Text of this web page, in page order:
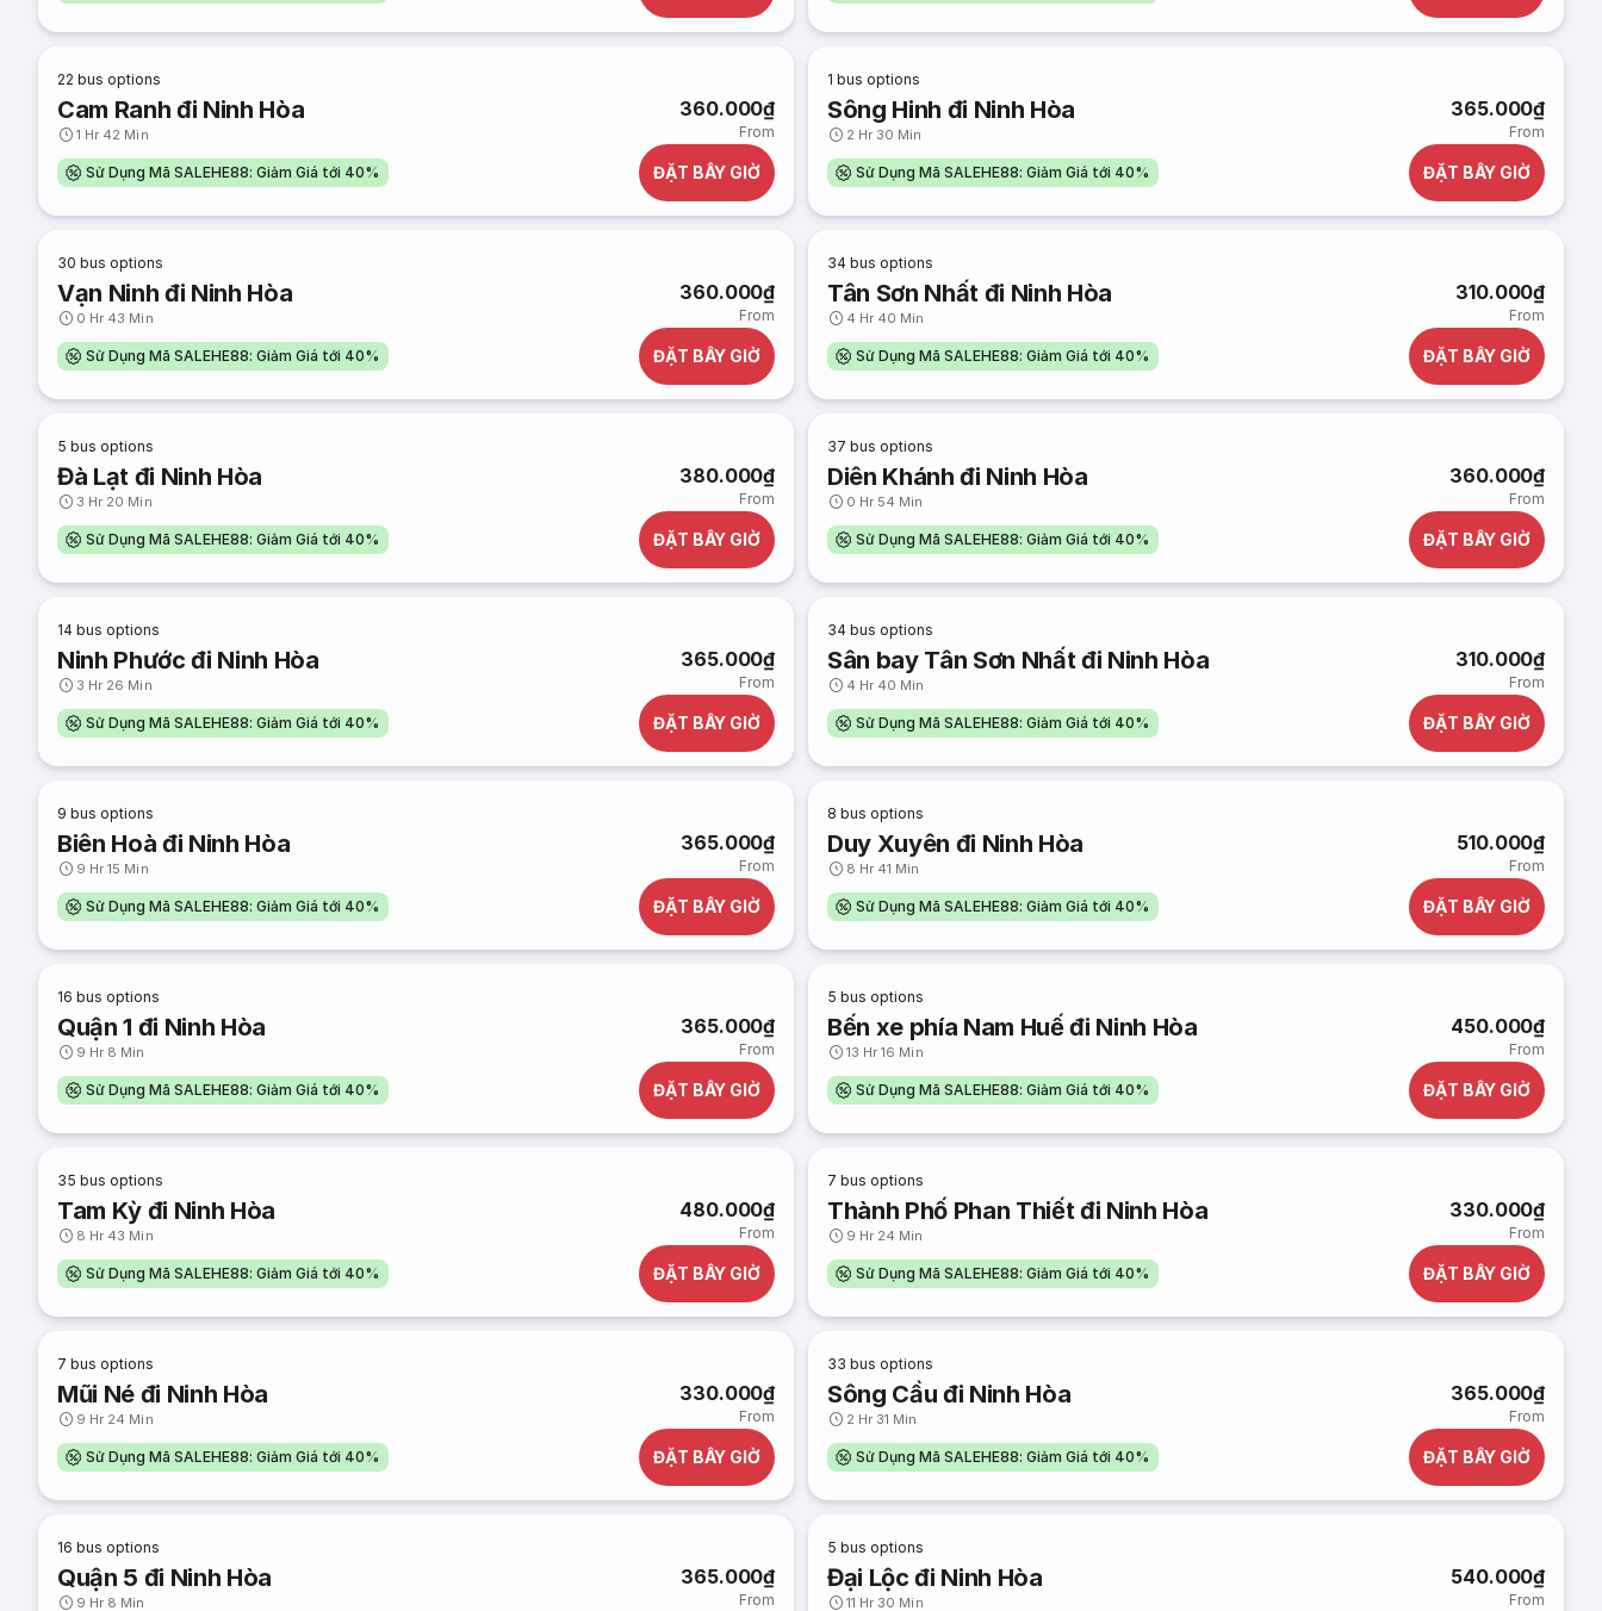
22 bus options
Cam Ranh đi Ninh Hòa
1 Hr 42 Min
360.000₫
From
Sử Dụng Mã SALEHE88: Giảm Giá tới 40% ĐẶT BÂY GIỜ
1 bus options
Sông Hinh đi Ninh Hòa
2 Hr 30 Min
365.000₫
From
Sử Dụng Mã SALEHE88: Giảm Giá tới 40% ĐẶT BÂY GIỜ
30 bus options
Vạn Ninh đi Ninh Hòa
0 Hr 43 Min
360.000₫
From
Sử Dụng Mã SALEHE88: Giảm Giá tới 40% ĐẶT BÂY GIỜ
34 bus options
Tân Sơn Nhất đi Ninh Hòa
4 Hr 40 Min
310.000₫
From
Sử Dụng Mã SALEHE88: Giảm Giá tới 40% ĐẶT BÂY GIỜ
5 bus options
Đà Lạt đi Ninh Hòa
3 Hr 20 Min
380.000₫
From
Sử Dụng Mã SALEHE88: Giảm Giá tới 40% ĐẶT BÂY GIỜ
37 bus options
Diên Khánh đi Ninh Hòa
0 Hr 54 Min
360.000₫
From
Sử Dụng Mã SALEHE88: Giảm Giá tới 40% ĐẶT BÂY GIỜ
14 bus options
Ninh Phước đi Ninh Hòa
3 Hr 26 Min
365.000₫
From
Sử Dụng Mã SALEHE88: Giảm Giá tới 40% ĐẶT BÂY GIỜ
34 bus options
Sân bay Tân Sơn Nhất đi Ninh Hòa
4 Hr 40 Min
310.000₫
From
Sử Dụng Mã SALEHE88: Giảm Giá tới 40% ĐẶT BÂY GIỜ
9 bus options
Biên Hoà đi Ninh Hòa
9 Hr 15 Min
365.000₫
From
Sử Dụng Mã SALEHE88: Giảm Giá tới 40% ĐẶT BÂY GIỜ
8 bus options
Duy Xuyên đi Ninh Hòa
8 Hr 41 Min
510.000₫
From
Sử Dụng Mã SALEHE88: Giảm Giá tới 40% ĐẶT BÂY GIỜ
16 bus options
Quận 1 đi Ninh Hòa
9 Hr 8 Min
365.000₫
From
Sử Dụng Mã SALEHE88: Giảm Giá tới 40% ĐẶT BÂY GIỜ
5 bus options
Bến xe phía Nam Huế đi Ninh Hòa
13 Hr 16 Min
450.000₫
From
Sử Dụng Mã SALEHE88: Giảm Giá tới 40% ĐẶT BÂY GIỜ
35 bus options
Tam Kỳ đi Ninh Hòa
8 Hr 43 Min
480.000₫
From
Sử Dụng Mã SALEHE88: Giảm Giá tới 40% ĐẶT BÂY GIỜ
7 bus options
Thành Phố Phan Thiết đi Ninh Hòa
9 Hr 24 Min
330.000₫
From
Sử Dụng Mã SALEHE88: Giảm Giá tới 40% ĐẶT BÂY GIỜ
7 bus options
Mũi Né đi Ninh Hòa
9 Hr 24 Min
330.000₫
From
Sử Dụng Mã SALEHE88: Giảm Giá tới 40% ĐẶT BÂY GIỜ
33 bus options
Sông Cầu đi Ninh Hòa
2 Hr 31 Min
365.000₫
From
Sử Dụng Mã SALEHE88: Giảm Giá tới 40% ĐẶT BÂY GIỜ
16 bus options
Quận 5 đi Ninh Hòa
9 Hr 8 Min
365.000₫
From
5 bus options
Đại Lộc đi Ninh Hòa
11 Hr 30 Min
540.000₫
From